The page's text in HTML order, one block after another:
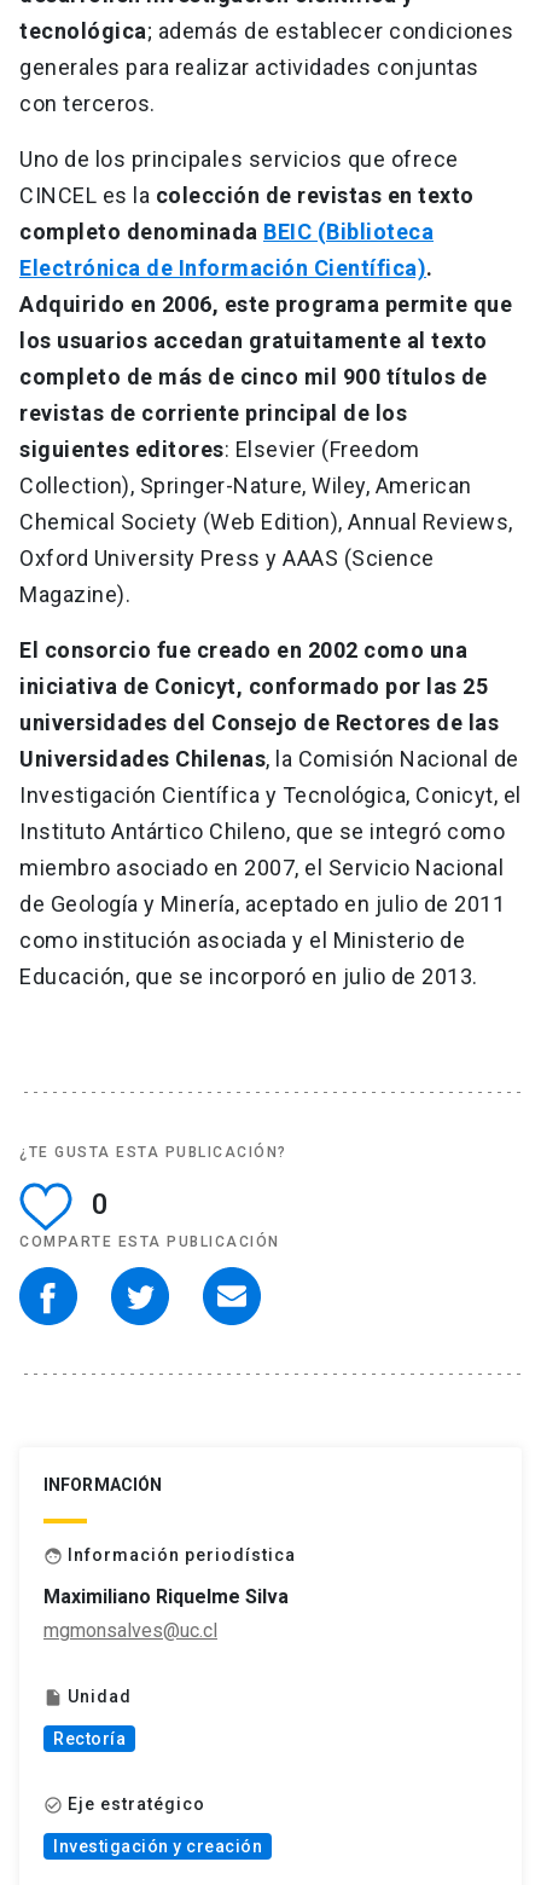
tecnológica; además de establecer condiciones
generales para realizar actividades conjuntas
con terceros.
Uno de los principales servicios que ofrece
CINCEL es la colección de revistas en texto
completo denominada BEIC (Biblioteca
Electrónica de Información Científica).
Adquirido en 2006, este programa permite que
los usuarios accedan gratuitamente al texto
completo de más de cinco mil 900 títulos de
revistas de corriente principal de los
siguientes editores: Elsevier (Freedom
Collection), Springer-Nature, Wiley, American
Chemical Society (Web Edition), Annual Reviews,
Oxford University Press y AAAS (Science
Magazine).
El consorcio fue creado en 2002 como una
iniciativa de Conicyt, conformado por las 25
universidades del Consejo de Rectores de las
Universidades Chilenas, la Comisión Nacional de
Investigación Científica y Tecnológica, Conicyt, el
Instituto Antártico Chileno, que se integró como
miembro asociado en 2007, el Servicio Nacional
de Geología y Minería, aceptado en julio de 2011
como institución asociada y el Ministerio de
Educación, que se incorporó en julio de 2013.
¿TE GUSTA ESTA PUBLICACIÓN?
0
COMPARTE ESTA PUBLICACIÓN
INFORMACIÓN
face Información periodística
Maximiliano Riquelme Silva
mgmonsalves@uc.cl
insert_drive_file Unidad
Rectoría
check_circle_outline Eje estratégico
Investigación y creación